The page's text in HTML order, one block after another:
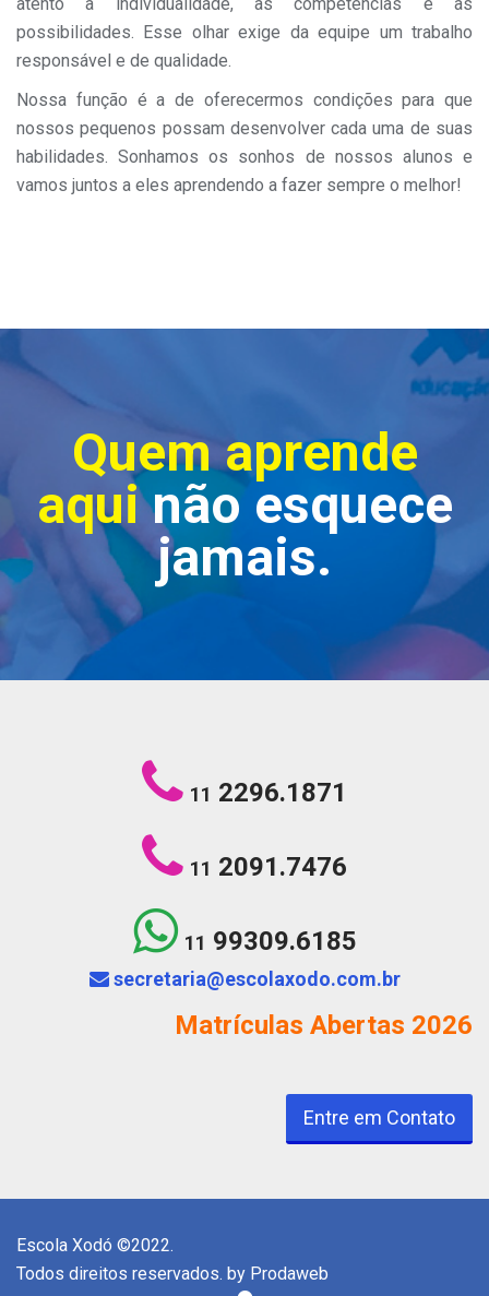
atento à individualidade, às competências e às
possibilidades. Esse olhar exige da equipe um trabalho
responsável e de qualidade.
Nossa função é a de oferecermos condições para que
nossos pequenos possam desenvolver cada uma de suas
habilidades. Sonhamos os sonhos de nossos alunos e
vamos juntos a eles aprendendo a fazer sempre o melhor!
Quem aprende
aqui não esquece
jamais.
11 2296.1871
11 2091.7476
11 99309.6185
secretaria@escolaxodo.com.br
Matrículas Abertas 2026
Entre em Contato
Escola Xodó ©2022.
Todos direitos reservados. by Prodaweb